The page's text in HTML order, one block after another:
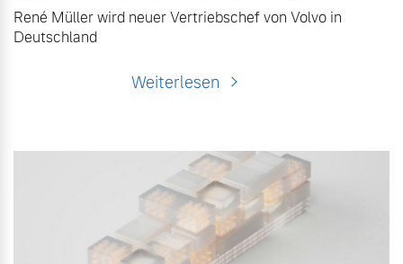
René Müller wird neuer Vertriebschef von Volvo in
Deutschland
Weiterlesen